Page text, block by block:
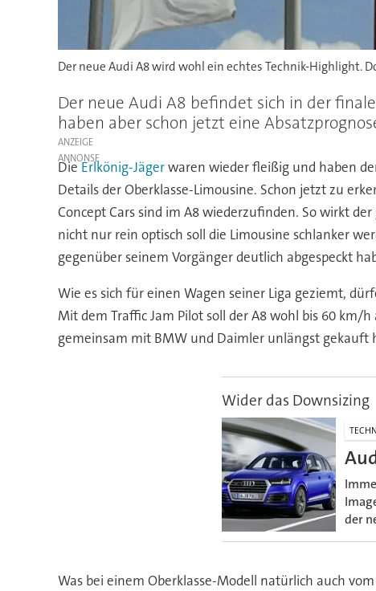
Der neue Audi A8 wird wohl ein echtes Technik-Highlight.
Der neue Audi A8 befindet sich in der
haben aber schon jetzt eine
ANZEIGE
DieErlkönig-Jägerwaren wieder fleißig und haben
Details der Oberklasse-Limousine. Schon jetzt zu
Concept Cars sind im A8 wiederzufinden. So wirkt
nicht nur rein optisch soll die Limousine schlanker
gegenüber seinem Vorgänger deutlich abgespeckt
Wie es sich für einen Wagen seiner Liga geziemt,
Mit dem Traffic Jam Pilot soll der A8 wohl bis 60
gemeinsam mit BMW und Daimler unlängst gekauft
Wider das Downsizing
der
Was bei einem Oberklasse-Modell natürlich auch